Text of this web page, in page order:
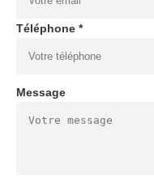
Téléphone *
Message